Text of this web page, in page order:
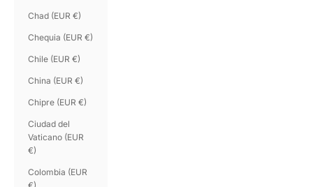
Chad (EUR €)
Chequia (EUR €)
Chile (EUR €)
China (EUR €)
Chipre (EUR €)
Ciudad del
Vaticano (EUR
€)
Colombia (EUR